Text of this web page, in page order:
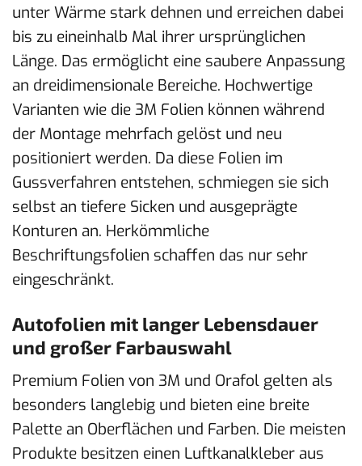
unter Wärme stark dehnen und erreichen dabei
bis zu eineinhalb Mal ihrer ursprünglichen
Länge. Das ermöglicht eine saubere Anpassung
an dreidimensionale Bereiche. Hochwertige
Varianten wie die 3M Folien können während
der Montage mehrfach gelöst und neu
positioniert werden. Da diese Folien im
Gussverfahren entstehen, schmiegen sie sich
selbst an tiefere Sicken und ausgeprägte
Konturen an. Herkömmliche
Beschriftungsfolien schaffen das nur sehr
eingeschränkt.
Autofolien mit langer Lebensdauer
und großer Farbauswahl
Premium Folien von 3M und Orafol gelten als
besonders langlebig und bieten eine breite
Palette an Oberflächen und Farben. Die meisten
Produkte besitzen einen Luftkanalkleber aus